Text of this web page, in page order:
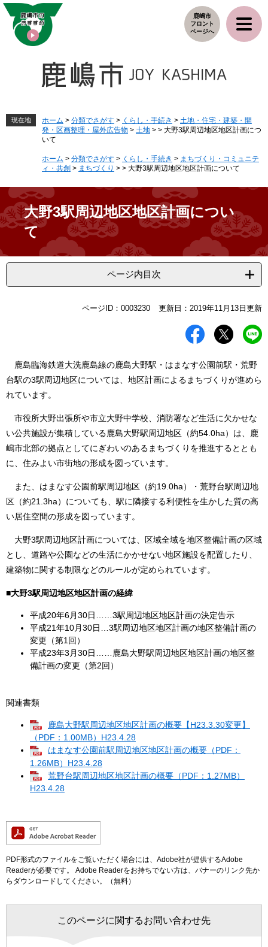
ペ
メ
鹿嶋市
フロント
ページへ
現在地 ホーム > 分類でさがす > くらし・手続き > 土地・住宅・建築・開
発・区画整理・屋外広告物 > 土地 > > 大野3駅周辺地区地区計画につ
いて
ホーム > 分類でさがす > くらし・手続き > まちづくり・コミュニテ
ィ・共創 > まちづくり > > 大野3駅周辺地区地区計画について
大野3駅周辺地区地区計画につい
て
ページ内目次
ページID：0003230 更新日：2019年11月13日更新
鹿島臨海鉄道大洗鹿島線の鹿島大野駅・はまなす公園前駅・荒野
台駅の3駅周辺地区については、地区計画によるまちづくりが進めら
れています。
市役所大野出張所や市立大野中学校、消防署など生活に欠かせな
い公共施設が集積している鹿島大野駅周辺地区（約54.0ha）は、鹿
嶋市北部の拠点としてにぎわいのあるまちづくりを推進するととも
に、住みよい市街地の形成を図っています。
また、はまなす公園前駅周辺地区（約19.0ha）・荒野台駅周辺地
区（約21.3ha）についても、駅に隣接する利便性を生かした質の高
い居住空間の形成を図っています。
大野3駅周辺地区計画については、区域全域を地区整備計画の区域
とし、道路や公園などの生活にかかせない地区施設を配置したり、
建築物に関する制限などのルールが定められています。
■大野3駅周辺地区地区計画の経緯
平成20年6月30日……3駅周辺地区地区計画の決定告示
平成21年10月30日…3駅周辺地区地区計画の地区整備計画の
変更（第1回）
平成23年3月30日……鹿島大野駅周辺地区地区計画の地区整
備計画の変更（第2回）
関連書類
鹿島大野駅周辺地区地区計画の概要【H23.3.30変更】
（PDF：1.00MB）H23.4.28
はまなす公園前駅周辺地区地区計画の概要（PDF：
1.26MB）H23.4.28
荒野台駅周辺地区地区計画の概要（PDF：1.27MB）
H23.4.28
PDF形式のファイルをご覧いただく場合には、Adobe社が提供するAdobe
Readerが必要です。
Adobe Readerをお持ちでない方は、バナーのリンク先か
らダウンロードしてください。（無料）
このページに関するお問い合わせ先